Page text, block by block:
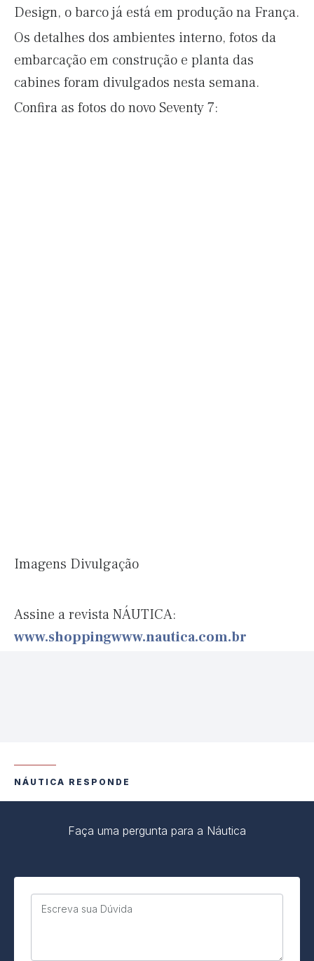
Design, o barco já está em produção na França.
Os detalhes dos ambientes interno, fotos da
embarcação em construção e planta das
cabines foram divulgados nesta semana.
Confira as fotos do novo Seventy 7:
Imagens Divulgação
Assine a revista NÁUTICA:
www.shoppingwww.nautica.com.br
NÁUTICA RESPONDE
Faça uma pergunta para a Náutica
Escreva sua Dúvida